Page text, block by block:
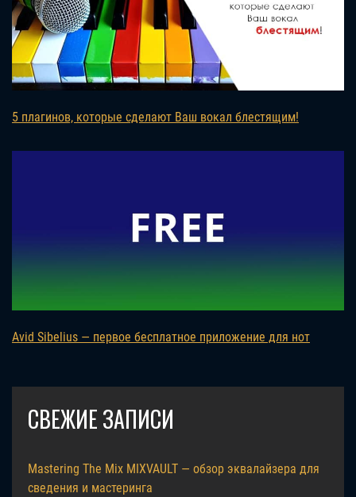
5 плагинов, которые сделают Ваш вокал блестящим!
Avid Sibelius — первое бесплатное приложение для нот
СВЕЖИЕ ЗАПИСИ
Mastering The Mix MIXVAULT — обзор эквалайзера для
сведения и мастеринга